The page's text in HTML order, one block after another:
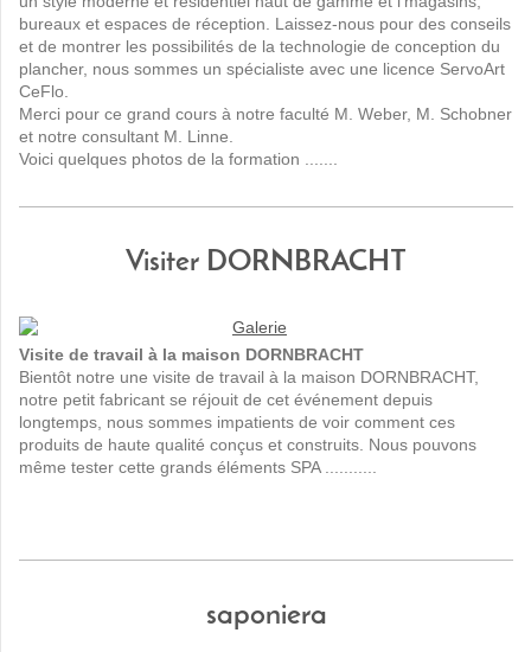
bureaux et espaces de réception.
Laissez-nous pour des conseils
et de montrer les possibilités de la technologie de conception du
plancher, nous sommes un spécialiste avec une licence ServoArt
CeFlo.
Merci pour ce grand cours à notre faculté M. Weber, M. Schobner
et notre consultant M. Linne.
Voici quelques photos de la formation .......
Visiter DORNBRACHT
Visite de travail à la maison DORNBRACHT
Bientôt notre une visite de travail à la maison DORNBRACHT,
notre petit fabricant se réjouit de cet événement depuis
longtemps, nous sommes impatients de voir comment ces
produits de haute qualité conçus et construits. Nous pouvons
même tester cette grands éléments SPA ...........
saponiera